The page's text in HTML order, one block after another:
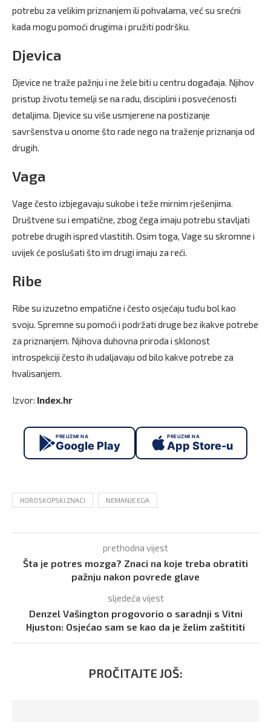
potrebu za velikim priznanjem ili pohvalama, već su srećni
kada mogu pomoći drugima i pružiti podršku.
Djevica
Djevice ne traže pažnju i ne žele biti u centru događaja. Njihov
pristup životu temelji se na radu, disciplini i posvećenosti
detaljima. Djevice su više usmjerene na postizanje
savršenstva u onome što rade nego na traženje priznanja od
drugih.
Vaga
Vage često izbjegavaju sukobe i teže mirnim rješenjima.
Društvene su i empatične, zbog čega imaju potrebu stavljati
potrebe drugih ispred vlastitih. Osim toga, Vage su skromne i
uvijek će poslušati što im drugi imaju za reći.
Ribe
Ribe su izuzetno empatične i često osjećaju tuđu bol kao
svoju. Spremne su pomoći i podržati druge bez ikakve potrebe
za priznanjem. Njihova duhovna priroda i sklonost
introspekciji često ih udaljavaju od bilo kakve potrebe za
hvalisanjem.
Izvor: Index.hr
PREUZMI NA
Google Play
PREUZMI NA
App Store-u
HOROSKOPSKI ZNACI NEMANJE EGA
prethodna vijest
Šta je potres mozga? Znaci na koje treba obratiti
pažnju nakon povrede glave
sljedeća vijest
Denzel Vašington progovorio o saradnji s Vitni
Hjuston: Osjećao sam se kao da je želim zaštititi
PROČITAJTE JOŠ: